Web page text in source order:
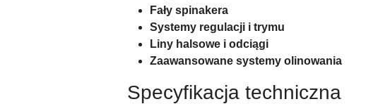
Fały spinakera
Systemy regulacji i trymu
Liny halsowe i odciągi
Zaawansowane systemy olinowania
Specyfikacja techniczna